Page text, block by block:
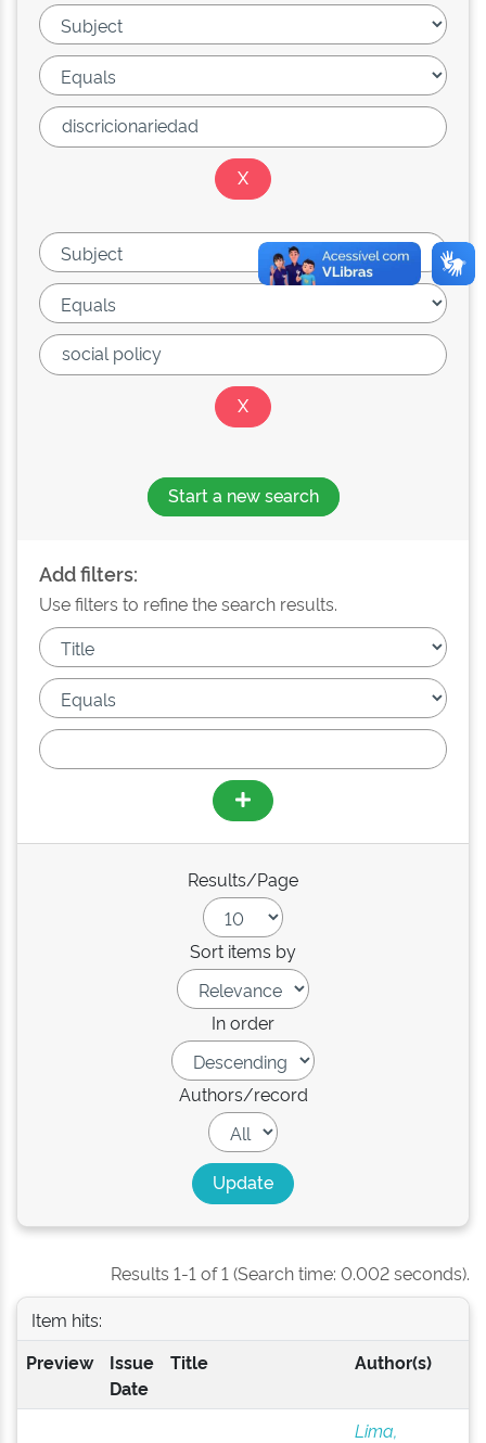
Start a new search
Add filters:
Use filters to refine the search results.
Results/Page
Sort items by
In order
Authors/record
Results 1-1 of 1 (Search time: 0.002 seconds).
Item hits:
Preview
Issue
Date
Title Author(s)
Lima,